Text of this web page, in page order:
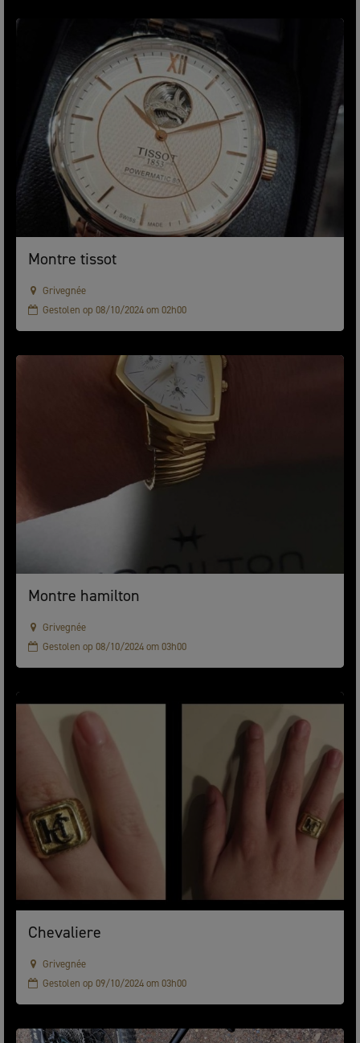
Montre tissot
Grivegnée
Gestolen op 08/10/2024 om 02h00
Montre hamilton
Grivegnée
Gestolen op 08/10/2024 om 03h00
Chevaliere
Grivegnée
Gestolen op 09/10/2024 om 03h00